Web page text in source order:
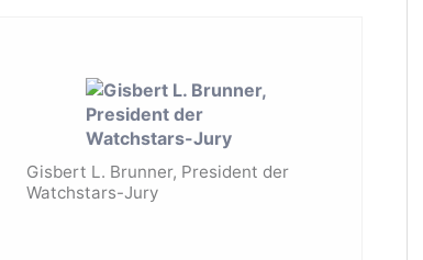
Gisbert L. Brunner, President der
Watchstars-Jury